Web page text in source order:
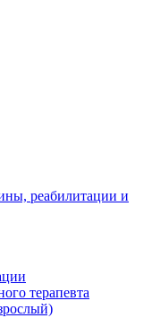
реабилитации и
терапевта